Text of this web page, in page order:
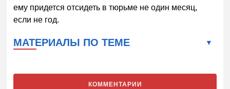
ему придется отсидеть в тюрьме не один месяц,
если не год.
МАТЕРИАЛЫ ПО ТЕМЕ
КОММЕНТАРИИ